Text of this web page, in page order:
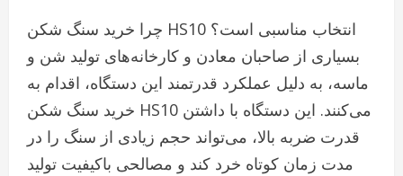
چرا خرید سنگ شکن HS10 انتخاب مناسبی است؟
بسیاری از صاحبان معادن و کارخانه‌های تولید شن و
ماسه، به دلیل عملکرد قدرتمند این دستگاه، اقدام به
خرید سنگ شکن HS10 می‌کنند. این دستگاه با داشتن
قدرت ضربه بالا، می‌تواند حجم زیادی از سنگ را در
مدت زمان کوتاه خرد کند و مصالحی باکیفیت تولید